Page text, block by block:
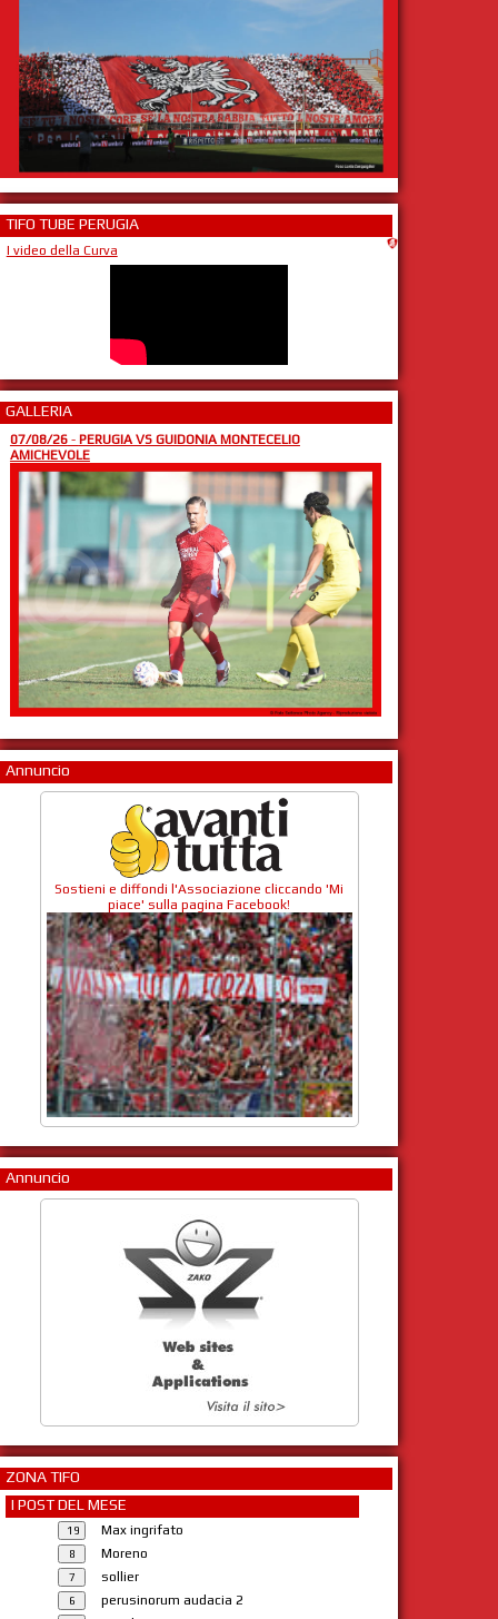
TIFO TUBE PERUGIA
I video della Curva
GALLERIA
07/08/26- PERUGIA VS GUIDONIA MONTECELIO
AMICHEVOLE
Annuncio
Sostieni e diffondi l'Associazione cliccando 'Mi
piace' sulla pagina Facebook!
Annuncio
ZONA TIFO
I POST DEL MESE
Max ingrifato
Moreno
sollier
perusinorum audacia 2